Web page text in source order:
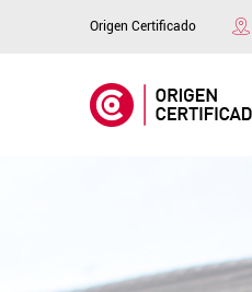
Origen Certificado